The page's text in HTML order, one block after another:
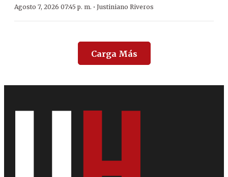
Agosto 7, 2026 07:45 p. m. · Justiniano Riveros
Carga Más